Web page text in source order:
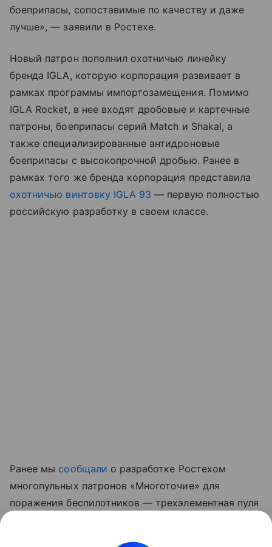
боеприпасы, сопоставимые по качеству и даже
лучше», — заявили в Ростехе.
Новый патрон пополнил охотничью линейку
бренда IGLA, которую корпорация развивает в
рамках программы импортозамещения. Помимо
IGLA Rocket, в нее входят дробовые и картечные
патроны, боеприпасы серий Match и Shakal, а
также специализированные антидроновые
боеприпасы с высокопрочной дробью. Ранее в
рамках того же бренда корпорация представила
охотничью винтовку IGLA 93 — первую полностью
российскую разработку в своем классе.
Ранее мы сообщали о разработке Ростехом
многопульных патронов «Многоточие» для
поражения беспилотников — трехэлементная пуля